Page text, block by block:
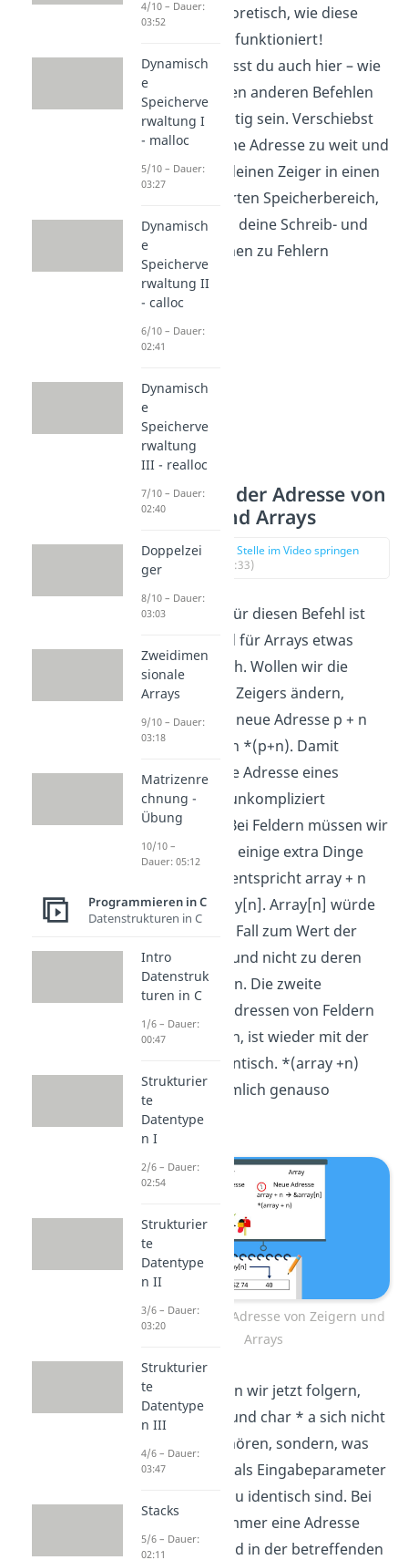
schonmal theoretisch, wie diese
Verschieberei funktioniert!
Allerdings musst du auch hier – wie
bei den meisten anderen Befehlen
auch – vorsichtig sein. Verschiebst
du nämlich eine Adresse zu weit und
biegst damit deinen Zeiger in einen
nicht reservierten Speicherbereich,
kann es durch deine Schreib- und
Leseoperationen zu Fehlern
kommen.
Änderung der Adresse von
Zeigern und Arrays
zur Stelle im Video springen
(02:33)
Die Notation für diesen Befehl ist
für Zeiger und für Arrays etwas
unterschiedlich. Wollen wir die
Adresse eines Zeigers ändern,
entspricht die neue Adresse p + n
p[n] oder auch *(p+n). Damit
können wir die Adresse eines
Zeigers ganz unkompliziert
verschieben. Bei Feldern müssen wir
uns allerdings einige extra Dinge
merken. Hier entspricht array + n
nämlich &array[n]. Array[n] würde
uns in diesem Fall zum Wert der
Speicherzelle und nicht zu deren
Adresse führen. Die zweite
Möglichkeit, Adressen von Feldern
zu verschieben, ist wieder mit der
der Zeiger identisch. *(array +n)
entspricht nämlich genauso
array[n].
Änderung der Adresse von Zeigern und
Arrays
Daraus können wir jetzt folgern,
dass char a[] und char * a sich nicht
nur gleich anhören, sondern, was
die Übergabe als Eingabeparameter
angeht, nahezu identisch sind. Bei
beiden wird immer eine Adresse
übergeben und in der betreffenden
4/10 – Dauer:
03:52
Dynamisch
e
Speicherve
rwaltung I
- malloc
5/10 – Dauer:
03:27
Dynamisch
e
Speicherve
rwaltung II
- calloc
6/10 – Dauer:
02:41
Dynamisch
e
Speicherve
rwaltung
III - realloc
7/10 – Dauer:
02:40
Doppelzei
ger
8/10 – Dauer:
03:03
Zweidimen
sionale
Arrays
9/10 – Dauer:
03:18
Matrizenre
chnung -
Übung
10/10 –
Dauer: 05:12
Programmieren in C
Datenstrukturen in C
Intro
Datenstruk
turen in C
1/6 – Dauer:
00:47
Strukturier
te
Datentype
n I
2/6 – Dauer:
02:54
Strukturier
te
Datentype
n II
3/6 – Dauer:
03:20
Strukturier
te
Datentype
n III
4/6 – Dauer:
03:47
Stacks
5/6 – Dauer:
02:11